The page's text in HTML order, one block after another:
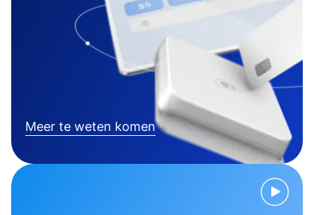
Meer te weten komen